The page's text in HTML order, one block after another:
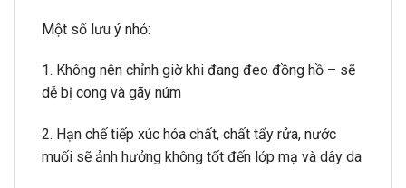
Một số lưu ý nhỏ:
1. Không nên chỉnh giờ khi đang đeo đồng hồ – sẽ
dễ bị cong và gãy núm
2. Hạn chế tiếp xúc hóa chất, chất tẩy rửa, nước
muối sẽ ảnh hưởng không tốt đến lớp mạ và dây da